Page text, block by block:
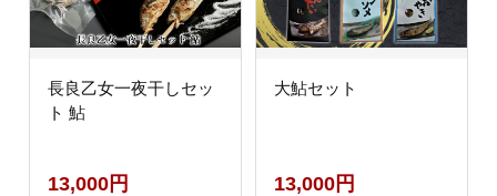
長良乙女一夜干しセッ
ト 鮎
13,000円
大鮎セット
13,000円